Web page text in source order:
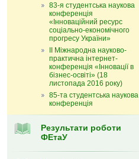
83-я студентська наукова
конференція
«Інноваційний ресурс
соціально-економічного
прогресу України»
ІІ Міжнародна науково-
практична інтернет-
конференція «Інновації в
бізнес-освіті» (18
листопада 2016 року)
85-та студентська наукова
конференція
Результати роботи
ФЕтаУ